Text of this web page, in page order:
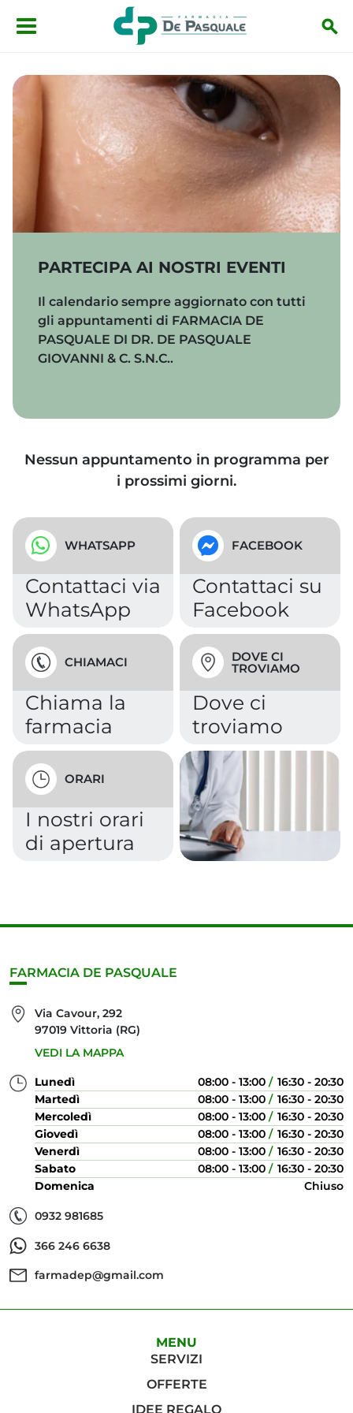
Salta al contenuto principale
PARTECIPA AI NOSTRI EVENTI
Il calendario sempre aggiornato con tutti
gli appuntamenti di FARMACIA DE
PASQUALE DI DR. DE PASQUALE
GIOVANNI & C. S.N.C..
Nessun appuntamento in programma per
i prossimi giorni.
WHATSAPP
Contattaci via
WhatsApp
FACEBOOK
Contattaci su
Facebook
CHIAMACI
Chiama la
farmacia
DOVE CI
TROVIAMO
Dove ci
troviamo
ORARI
I nostri orari
di apertura
FARMACIA DE PASQUALE
Via Cavour, 292
97019 Vittoria (RG)
VEDI LA MAPPA
Lunedì 08:00 - 13:00
16:30 - 20:30
Martedì
08:00 - 13:00
16:30 - 20:30
Mercoledì
08:00 - 13:00
16:30 - 20:30
Giovedì
08:00 - 13:00
16:30 - 20:30
Venerdì
08:00 - 13:00
16:30 - 20:30
Sabato
08:00 - 13:00
16:30 - 20:30
Domenica
Chiuso
0932 981685
366 246 6638
farmadep@gmail.com
MENU
SERVIZI
OFFERTE
IDEE REGALO